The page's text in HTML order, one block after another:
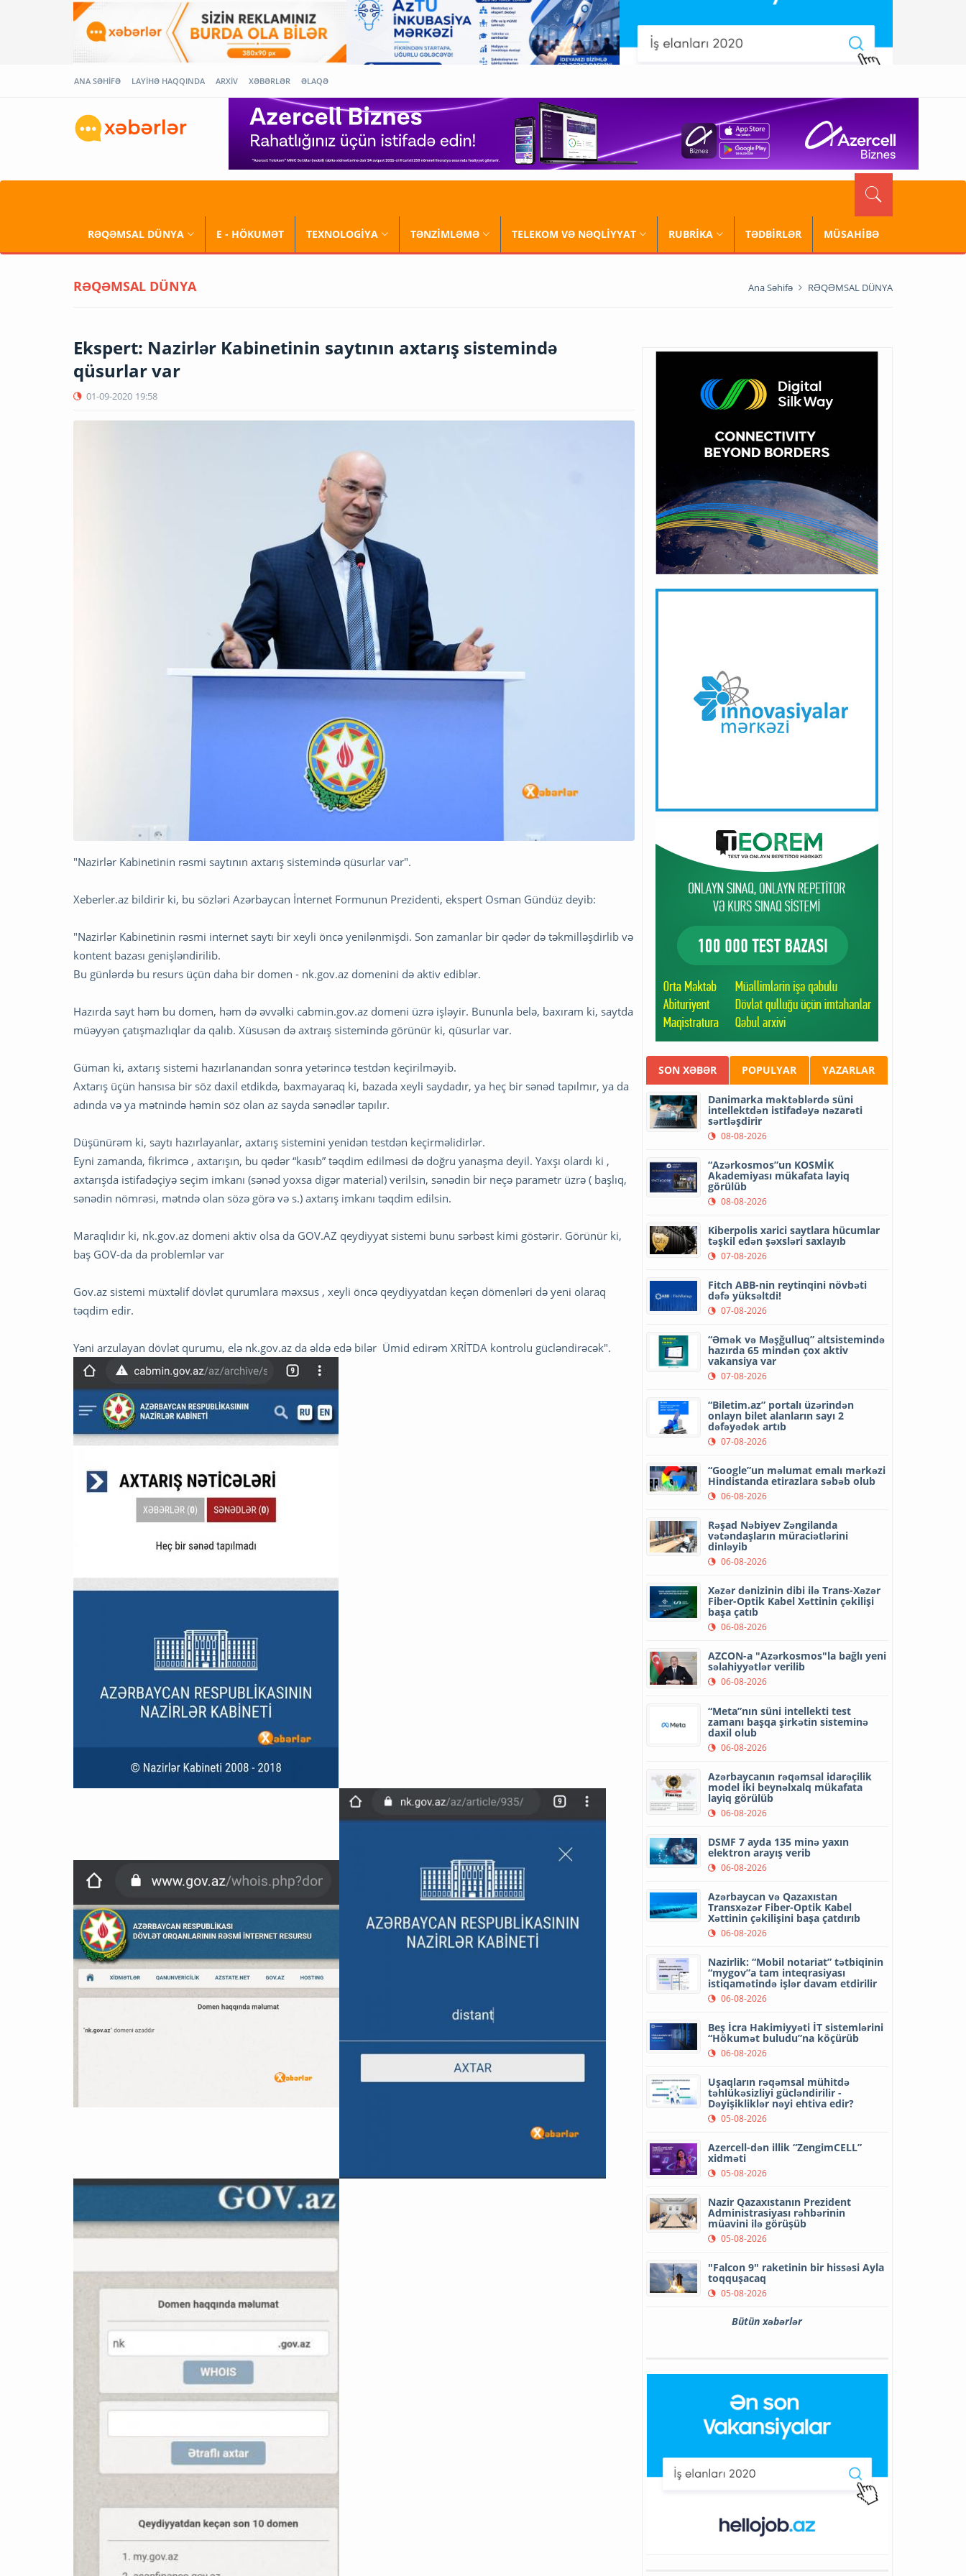
ANA SƏHİFƏ LAYİHƏ HAQQINDA ARXİV XƏBƏRLƏR ƏLAQƏ
RƏQƏMSAL DÜNYA E - HÖKUMƏT TEXNOLOGİYA TƏNZİMLƏMƏ TELEKOM VƏ NƏQLİYYAT RUBRİKA TƏDBİRLƏR MÜSAHİBƏ
RƏQƏMSAL DÜNYA Ana Səhifə RƏQƏMSAL DÜNYA
Ekspert: Nazirlər Kabinetinin saytının axtarış sistemində
qüsurlar var
01-09-2020 19:58
"Nazirlər Kabinetinin rəsmi saytının axtarış sistemində qüsurlar var".
Xeberler.az bildirir ki, bu sözləri Azərbaycan İnternet Formunun Prezidenti, ekspert Osman Gündüz deyib:
"Nazirlər Kabinetinin rəsmi internet saytı bir xeyli öncə yenilənmişdi. Son zamanlar bir qədər də təkmilləşdirlib və
kontent bazası genişləndirilib.
Bu günlərdə bu resurs üçün daha bir domen - nk.gov.az domenini də aktiv ediblər.
Hazırda sayt həm bu domen, həm də əvvəlki cabmin.gov.az domeni üzrə işləyir. Bununla belə, baxıram ki, saytda
müəyyən çatışmazlıqlar da qalıb. Xüsusən də axtraış sistemində görünür ki, qüsurlar var.
Güman ki, axtarış sistemi hazırlanandan sonra yetərincə testdən keçirilməyib.
Axtarış üçün hansısa bir söz daxil etdikdə, baxmayaraq ki, bazada xeyli saydadır, ya heç bir sənəd tapılmır, ya da
adında və ya mətnində həmin söz olan az sayda sənədlər tapılır.
Düşünürəm ki, saytı hazırlayanlar, axtarış sistemini yenidən testdən keçirməlidirlər.
Eyni zamanda, fikrimcə , axtarışın, bu qədər “kasıb” təqdim edilməsi də doğru yanaşma deyil. Yaxşı olardı ki ,
axtarışda istifadəçiyə seçim imkanı (sənəd yoxsa digər material) verilsin, sənədin bir neçə parametr üzrə ( başlıq,
sənədin nömrəsi, mətndə olan sözə görə və s.) axtarış imkanı təqdim edilsin.
Maraqlıdır ki, nk.gov.az domeni aktiv olsa da GOV.AZ qeydiyyat sistemi bunu sərbəst kimi göstərir. Görünür ki,
baş GOV-da da problemlər var
Gov.az sistemi müxtəlif dövlət qurumlara məxsus , xeyli öncə qeydiyyatdan keçən dömenləri də yeni olaraq
təqdim edir.
Yəni arzulayan dövlət qurumu, elə nk.gov.az da əldə edə bilər Ümid edirəm XRİTDA kontrolu gücləndirəcək".
SON XƏBƏR POPULYAR YAZARLAR
Danimarka məktəblərdə süni
intellektdən istifadəyə nəzarəti
sərtləşdirir
08-08-2026
“Azərkosmos”un KOSMİK
Akademiyası mükafata layiq
görülüb
08-08-2026
Kiberpolis xarici saytlara hücumlar
təşkil edən şəxsləri saxlayıb
07-08-2026
Fitch ABB-nin reytinqini növbəti
dəfə yüksəltdi!
07-08-2026
“Əmək və Məşğulluq” altsistemində
hazırda 65 mindən çox aktiv
vakansiya var
07-08-2026
“Biletim.az” portalı üzərindən
onlayn bilet alanların sayı 2
dəfəyədək artıb
07-08-2026
“Google”un məlumat emalı mərkəzi
Hindistanda etirazlara səbəb olub
06-08-2026
Rəşad Nəbiyev Zəngilanda
vətəndaşların müraciətlərini
dinləyib
06-08-2026
Xəzər dənizinin dibi ilə Trans-Xəzər
Fiber-Optik Kabel Xəttinin çəkilişi
başa çatıb
06-08-2026
AZCON-a "Azərkosmos"la bağlı yeni
səlahiyyətlər verilib
06-08-2026
“Meta”nın süni intellekti test
zamanı başqa şirkətin sisteminə
daxil olub
06-08-2026
Azərbaycanın rəqəmsal idarəçilik
model iki beynəlxalq mükafata
layiq görülüb
06-08-2026
DSMF 7 ayda 135 minə yaxın
elektron arayış verib
06-08-2026
Azərbaycan və Qazaxıstan
Transxəzər Fiber-Optik Kabel
Xəttinin çəkilişini başa çatdırıb
06-08-2026
Nazirlik: “Mobil notariat” tətbiqinin
“mygov”a tam inteqrasiyası
istiqamətində işlər davam etdirilir
06-08-2026
Beş İcra Hakimiyyəti İT sistemlərini
“Hökumət buludu”na köçürüb
06-08-2026
Uşaqların rəqəmsal mühitdə
təhlükəsizliyi gücləndirilir -
Dəyişikliklər nəyi ehtiva edir?
05-08-2026
Azercell-dən illik “ZengimCELL”
xidməti
05-08-2026
Nazir Qazaxıstanın Prezident
Administrasiyası rəhbərinin
müavini ilə görüşüb
05-08-2026
"Falcon 9" raketinin bir hissəsi Ayla
toqquşacaq
05-08-2026
Bütün xəbərlər